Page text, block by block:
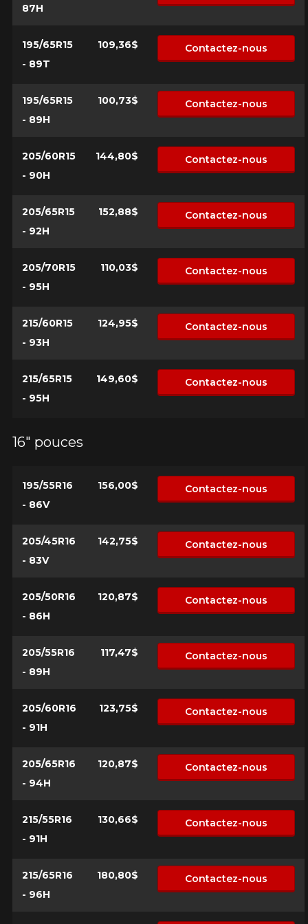
87H
195/65R15
- 89T
109,36$ Contactez-nous
195/65R15
- 89H
100,73$ Contactez-nous
205/60R15
- 90H
144,80$ Contactez-nous
205/65R15
- 92H
152,88$ Contactez-nous
205/70R15
- 95H
110,03$ Contactez-nous
215/60R15
- 93H
124,95$ Contactez-nous
215/65R15
- 95H
149,60$ Contactez-nous
16" pouces
195/55R16
- 86V
156,00$ Contactez-nous
205/45R16
- 83V
142,75$ Contactez-nous
205/50R16
- 86H
120,87$ Contactez-nous
205/55R16
- 89H
117,47$ Contactez-nous
205/60R16
- 91H
123,75$ Contactez-nous
205/65R16
- 94H
120,87$ Contactez-nous
215/55R16
- 91H
130,66$ Contactez-nous
215/65R16
- 96H
180,80$ Contactez-nous
Envoyer
Annuler
d'équipement pour votre véhicule, vous devez vérifier
avant de commander.